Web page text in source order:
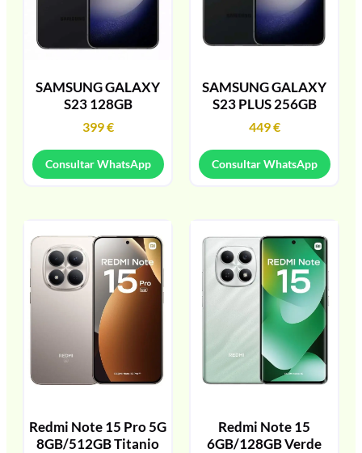
SAMSUNG GALAXY
S23 128GB
399€
Consultar WhatsApp
SAMSUNG GALAXY
S23 PLUS 256GB
449€
Consultar WhatsApp
Redmi Note 15 Pro 5G
8GB/512GB Titanio
Redmi Note 15
6GB/128GB Verde